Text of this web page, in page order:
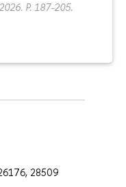
P. 187-205.
28509